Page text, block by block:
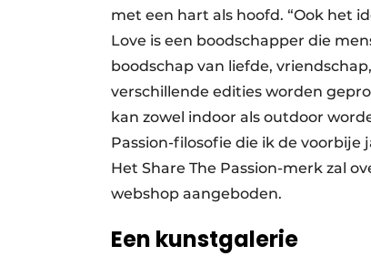
met een hart als hoofd. “Ook het
Love is een boodschapper die
boodschap van liefde,
verschillende edities worden
kan zowel indoor als outdoor
Passion-filosofie die ik de voorbije
Het Share The Passion-merk zal
webshop aangeboden.
Een kunstgalerie